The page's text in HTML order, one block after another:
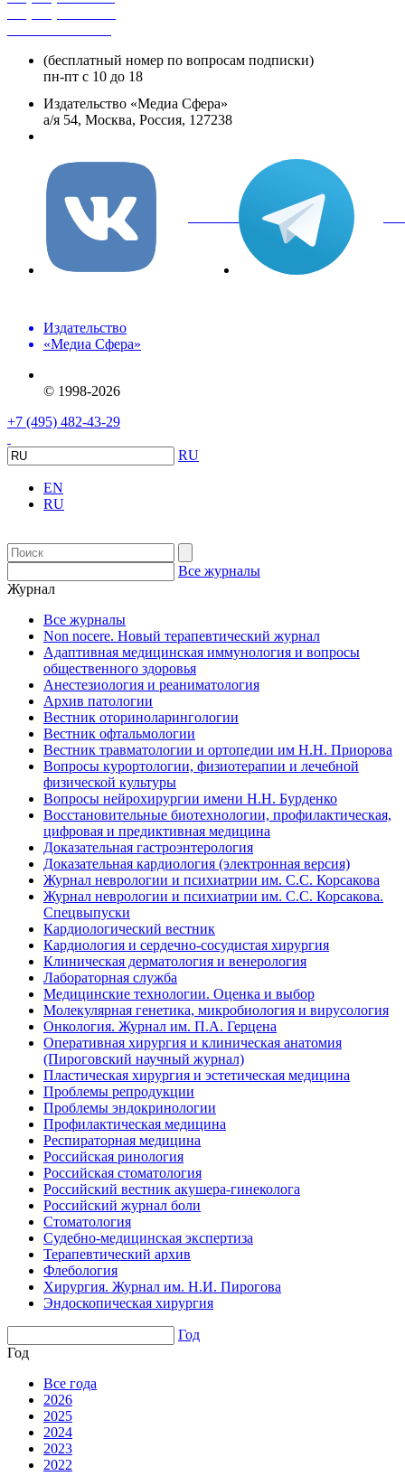
(бесплатный номер по вопросам подписки)
пн-пт с 10 до 18
Издательство «Медиа Сфера»
а/я 54, Москва, Россия, 127238
вКонтакте
Издательство
«Медиа Сфера»
© 1998-2026
+7 (495) 482-43-29
RU
EN
RU
Все журналы
Журнал
Все журналы
Non nocere. Новый терапевтический журнал
Адаптивная медицинская иммунология и вопросы
общественного здоровья
Анестезиология и реаниматология
Архив патологии
Вестник оториноларингологии
Вестник офтальмологии
Вестник травматологии и ортопедии им Н.Н. Приорова
Вопросы курортологии, физиотерапии и лечебной
физической культуры
Вопросы нейрохирургии имени Н.Н. Бурденко
Восстановительные биотехнологии, профилактическая,
цифровая и предиктивная медицина
Доказательная гастроэнтерология
Доказательная кардиология (электронная версия)
Журнал неврологии и психиатрии им. С.С. Корсакова
Журнал неврологии и психиатрии им. С.С. Корсакова.
Спецвыпуски
Кардиологический вестник
Кардиология и сердечно-сосудистая хирургия
Клиническая дерматология и венерология
Лабораторная служба
Медицинские технологии. Оценка и выбор
Молекулярная генетика, микробиология и вирусология
Онкология. Журнал им. П.А. Герцена
Оперативная хирургия и клиническая анатомия
(Пироговский научный журнал)
Пластическая хирургия и эстетическая медицина
Проблемы репродукции
Проблемы эндокринологии
Профилактическая медицина
Респираторная медицина
Российская ринология
Российская стоматология
Российский вестник акушера-гинеколога
Российский журнал боли
Стоматология
Судебно-медицинская экспертиза
Терапевтический архив
Флебология
Хирургия. Журнал им. Н.И. Пирогова
Эндоскопическая хирургия
Год
Год
Все года
2026
2025
2024
2023
2022